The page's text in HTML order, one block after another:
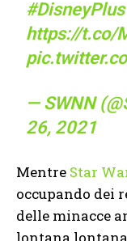
#DisneyPlus
https://t.co/
— SWNN
26, 2021
Mentre Star
occupando dei
delle minacce